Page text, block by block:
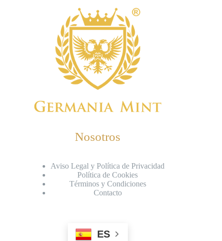
Nosotros
Aviso Legal y Política de Privacidad
Política de Cookies
Términos y Condiciones
Contacto
ES